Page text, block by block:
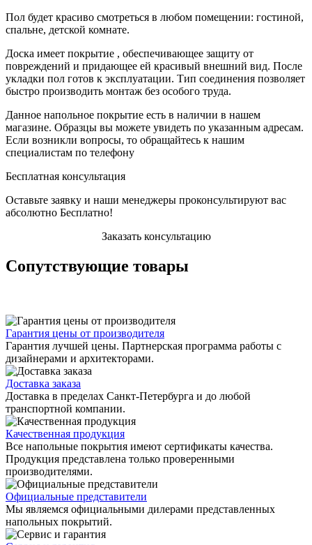
Пол будет красиво смотреться в любом помещении: гостиной,
спальне, детской комнате.
Доска имеет покрытие , обеспечивающее защиту от
повреждений и придающее ей красивый внешний вид. После
укладки пол готов к эксплуатации. Тип соединения позволяет
быстро производить монтаж без особого труда.
Данное напольное покрытие есть в наличии в нашем
магазине. Образцы вы можете увидеть по указанным адресам.
Если возникли вопросы, то обращайтесь к нашим
специалистам по телефону
Бесплатная консультация
Оставьте заявку и наши менеджеры проконсультируют вас
абсолютно Бесплатно!
Заказать консультацию
Сопутствующие товары
Гарантия цены от производителя
Гарантия лучшей цены. Партнерская программа работы с
дизайнерами и архитекторами.
Доставка заказа
Доставка в пределах Санкт-Петербурга и до любой
транспортной компании.
Качественная продукция
Все напольные покрытия имеют сертификаты качества.
Продукция представлена только проверенными
производителями.
Официальные представители
Мы являемся официальными дилерами представленных
напольных покрытий.